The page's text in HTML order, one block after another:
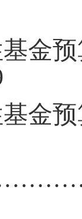
金
金